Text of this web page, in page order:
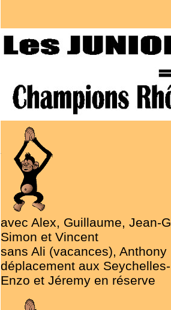
avec Alex, Guillaume, Jean-
Simon et Vincent
sans Ali (vacances),
déplacement aux
Enzo et Jéremy en réserve